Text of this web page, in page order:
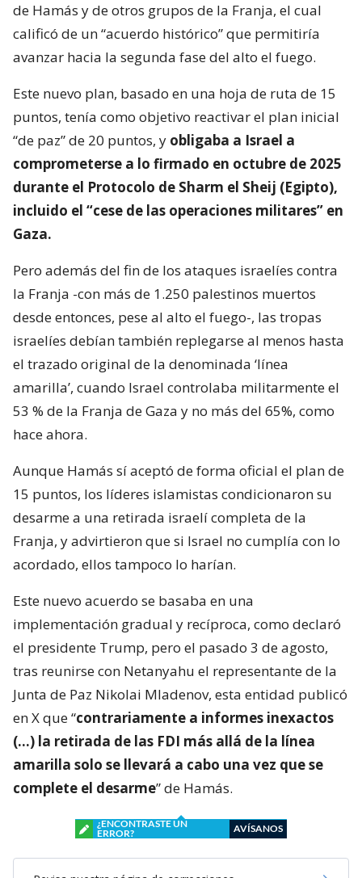
de Hamás y de otros grupos de la Franja, el cual
calificó de un “acuerdo histórico” que permitiría
avanzar hacia la segunda fase del alto el fuego.
Este nuevo plan, basado en una hoja de ruta de 15
puntos, tenía como objetivo reactivar el plan inicial
“de paz” de 20 puntos, y obligaba a Israel a
comprometerse a lo firmado en octubre de 2025
durante el Protocolo de Sharm el Sheij (Egipto),
incluido el “cese de las operaciones militares” en
Gaza.
Pero además del fin de los ataques israelíes contra
la Franja -con más de 1.250 palestinos muertos
desde entonces, pese al alto el fuego-, las tropas
israelíes debían también replegarse al menos hasta
el trazado original de la denominada ‘línea
amarilla’, cuando Israel controlaba militarmente el
53 % de la Franja de Gaza y no más del 65%, como
hace ahora.
Aunque Hamás sí aceptó de forma oficial el plan de
15 puntos, los líderes islamistas condicionaron su
desarme a una retirada israelí completa de la
Franja, y advirtieron que si Israel no cumplía con lo
acordado, ellos tampoco lo harían.
Este nuevo acuerdo se basaba en una
implementación gradual y recíproca, como declaró
el presidente Trump, pero el pasado 3 de agosto,
tras reunirse con Netanyahu el representante de la
Junta de Paz Nikolai Mladenov, esta entidad publicó
en X que “contrariamente a informes inexactos
(…) la retirada de las FDI más allá de la línea
amarilla solo se llevará a cabo una vez que se
complete el desarme” de Hamás.
¿ENCONTRASTE UN
ERROR?
AVÍSANOS